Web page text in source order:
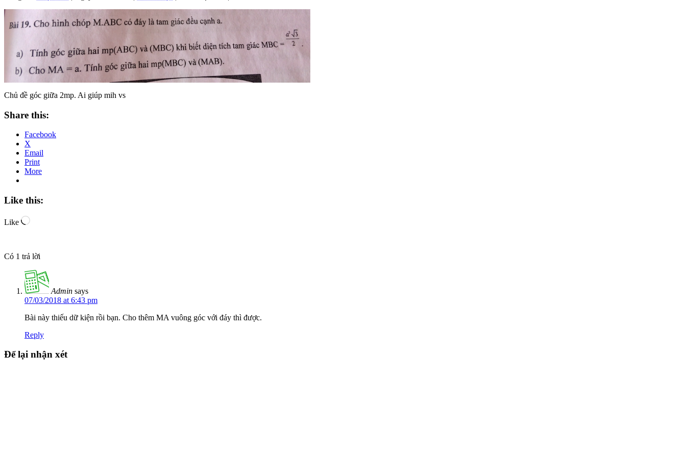
Chủ đề góc giữa 2mp. Ai giúp mih vs
Share this:
Facebook
X
Email
Print
More
Like this:
Like Loading…
Có 1 trả lời
Admin says
07/03/2018 at 6:43 pm
Bài này thiếu dữ kiện rồi bạn. Cho thêm MA vuông góc với đáy thì được.
Reply
Để lại nhận xét